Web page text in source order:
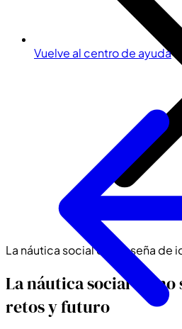
Vuelve al centro de ayuda
La náutica social como seña de
La náutica social
retos y futuro